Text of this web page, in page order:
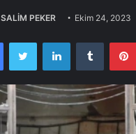
SALİM PEKER Ekim 24, 2023
FacebookTwitter LinkedInTumblr